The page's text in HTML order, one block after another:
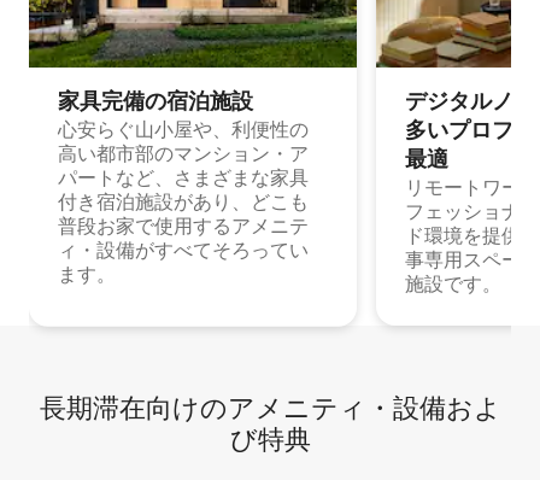
家具完備の宿⁠泊⁠施⁠設
心安らぐ山小屋や、利便性の
高い都市部のマンション・ア
パートなど、さまざまな家具
付き宿泊施設があり、どこも
普段お家で使用するアメニテ
ィ・設備がすべてそろってい
ます。
デジタルノ
多⁠いプ⁠ロ⁠フ⁠
最⁠適
リモートワー
フェッショナ
ド環境を提供
事専用スペー
施設です。
長期滞在向け⁠のア⁠メ⁠ニ⁠テ⁠ィ⁠・設⁠備⁠およ
び特⁠典